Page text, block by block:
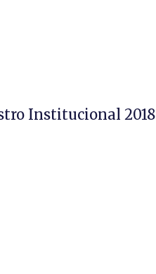
Institucional 2018